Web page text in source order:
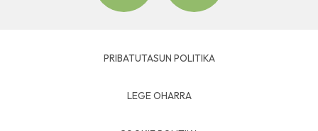
PRIBATUTASUN POLITIKA
LEGE OHARRA